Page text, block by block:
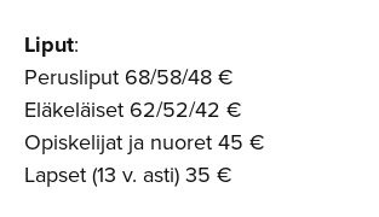
Liput:
Perusliput 68/58/48 €
Eläkeläiset 62/52/42 €
Opiskelijat ja nuoret 45 €
Lapset (13 v. asti) 35 €